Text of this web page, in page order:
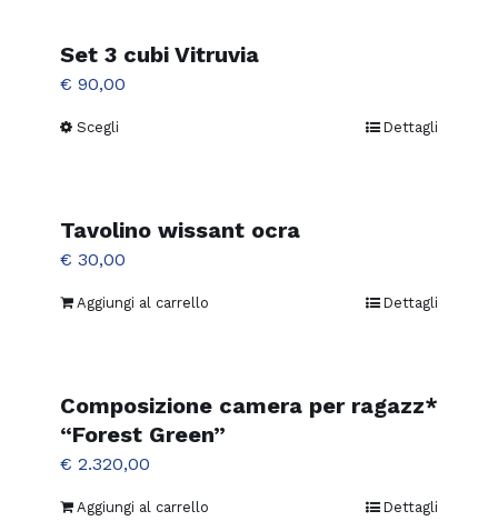
Set 3 cubi Vitruvia
€ 90,00
ScegliQuesto
più
varianti.
opzioni
scelte
nella
pagina
del
Dettagli
Tavolino wissant ocra
€ 30,00
Aggiungi al carrello Dettagli
Composizione camera per ragazz*
“Forest Green”
€ 2.320,00
Aggiungi al carrello Dettagli